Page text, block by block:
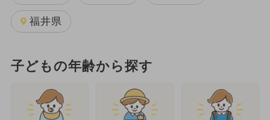
福井県
子どもの年齢から探す